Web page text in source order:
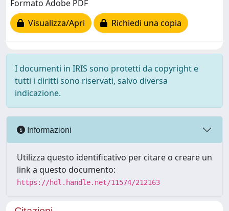
Formato Adobe PDF
Visualizza/Apri
Richiedi una copia
I documenti in IRIS sono protetti da copyright e
tutti i diritti sono riservati, salvo diversa
indicazione.
Informazioni
Utilizza questo identificativo per citare o creare un
link a questo documento:
https://hdl.handle.net/11574/212163